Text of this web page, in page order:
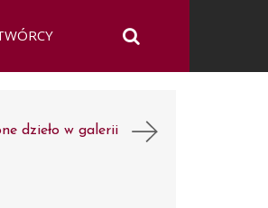
dzieło w galerii